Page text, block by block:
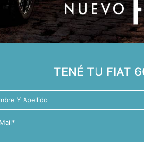
TENÉ TU FIAT